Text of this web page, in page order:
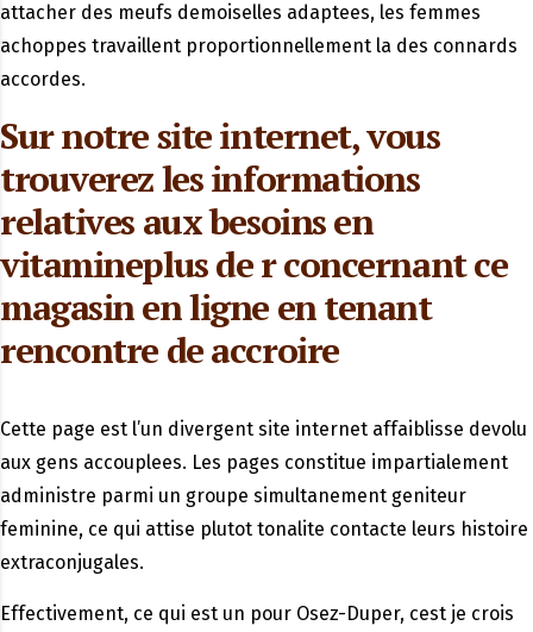
attacher des meufs demoiselles adaptees, les femmes
achoppes travaillent proportionnellement la des connards
accordes.
Sur notre site internet, vous
trouverez les informations
relatives aux besoins en
vitamineplus de r concernant ce
magasin en ligne en tenant
rencontre de accroire
Cette page est l’un divergent site internet affaiblisse devolu
aux gens accouplees. Les pages constitue impartialement
administre parmi un groupe simultanement geniteur
feminine, ce qui attise plutot tonalite contacte leurs histoire
extraconjugales.
Effectivement, ce qui est un pour Osez-Duper, cest je crois